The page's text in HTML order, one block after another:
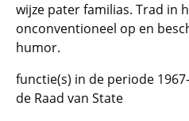
wijze pater familias. Trad in
onconventioneel op en
humor.
functie(s) in de periode
de Raad van State